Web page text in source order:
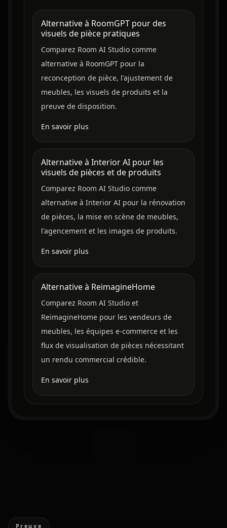
Alternative à RoomGPT pour des
visuels de pièce pratiques
Comparez Room AI Studio comme
alternative à RoomGPT pour la
reconception de pièce, l'ajustement de
meubles, les visuels de produits et la
preuve de disposition.
En savoir plus
Alternative à Interior AI pour les
visuels de pièces et de produits
Comparez Room AI Studio comme
alternative à Interior AI pour la rénovation
de pièces, la mise en scène de meubles,
l'agencement et les images de produits.
En savoir plus
Alternative à ReimagineHome
Comparez Room AI Studio et
ReimagineHome pour les vendeurs de
meubles, les équipes e-commerce et les
flux de visualisation de pièces nécessitant
un rendu commercial crédible.
En savoir plus
Preuve